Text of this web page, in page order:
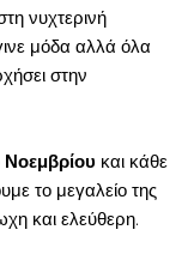
νυχτερινή
μόδα αλλά όλα
στην
και κάθε
το μεγαλείο της
και ελεύθερη.